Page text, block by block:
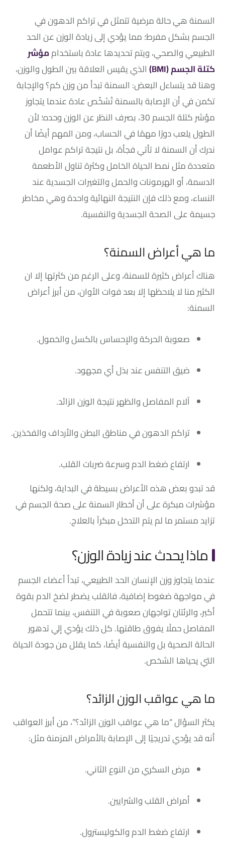
السمنة هي حالة مرضية تتمثل في تراكم الدهون في
الجسم بشكل مفرط؛ مما يؤدي إلى زيادة الوزن عن الحد
الطبيعي والصحي، ويتم تحديدها عادة باستخداممؤشر
كتلة الجسم (BMI)
الذي يقيس العلاقة بين الطول والوزن،
وهنا قد يتساءل البعض: السمنة تبدأ من وزن كم؟ والإجابة
تكمن في أن الإصابة بالسمنة تُشخّص عادة عندما يتجاوز
مؤشر كتلة الجسم 30، بصرف النظر عن الوزن وحده؛ لأن
الطول يلعب دورًا مهمًا في الحساب، ومن المهم أيضًا أن
ندرك أن السمنة لا تأتي فجأة، بل نتيجة تراكم عوامل
متعددة مثل نمط الحياة الخامل وكثرة تناول الأطعمة
الدسمة، أو الهرمونات والحمل والتغيرات الجسدية عند
النساء، ومع ذلك فإن النتيجة النهائية واحدة وهي مخاطر
جسيمة على الصحة الجسدية والنفسية.
ما هي أعراض السمنة؟
هناك أعراض كثيرة للسمنة، وعلى الرغم من كثرتها إلا ان
الكثير منا لا يلاحظها إلا بعد فوات الأوان، من أبرز أعراض
السمنة:
صعوبة الحركة والإحساس بالكسل والخمول.
ضيق التنفس عند بذل أي مجهود.
آلام المفاصل والظهر نتيجة الوزن الزائد.
تراكم الدهون في مناطق البطن والأرداف والفخذين.
ارتفاع ضغط الدم وسرعة ضربات القلب.
قد تبدو بعض هذه الأعراض بسيطة في البداية، ولكنها
مؤشرات مبكرة على أن أخطار السمنة على صحة الجسم في
تزايد مستمر ما لم يتم التدخل مبكراً بالعلاج.
ماذا يحدث عند زيادة الوزن؟
عندما يتجاوز وزن الإنسان الحد الطبيعي، تبدأ أعضاء الجسم
في مواجهة ضغوط إضافية، فالقلب يضطر لضخ الدم بقوة
أكبر، والرئتان تواجهان صعوبة في التنفس، بينما تتحمل
المفاصل حملًا يفوق طاقتها. كل ذلك يؤدي إلي تدهور
الحالة الصحية بل والنفسية أيضًا، كما يقلل من جودة الحياة
التي يحياها الشخص.
ما هي عواقب الوزن الزائد؟
يكثر السؤال “ما هي عواقب الوزن الزائد؟”، من أبرز العواقب
أنه قد يؤدي تدريجيًا إلى الإصابة بالأمراض المزمنة مثل:
مرض السكري من النوع الثاني.
أمراض القلب والشرايين.
ارتفاع ضغط الدم والكوليسترول.